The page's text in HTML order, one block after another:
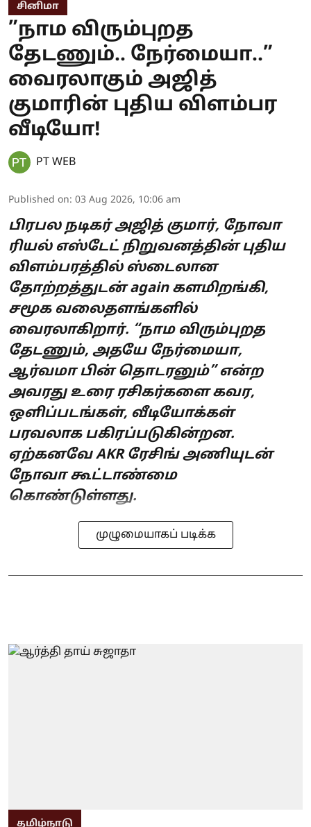
சினிமா
”நாம விரும்புறத
தேடணும்.. நேர்மையா..”
வைரலாகும் அஜித்
குமாரின் புதிய விளம்பர
வீடியோ!
PT WEB
Published on: 03 Aug 2026, 10:06 am
பிரபல நடிகர் அஜித் குமார், நோவா
ரியல் எஸ்டேட் நிறுவனத்தின் புதிய
விளம்பரத்தில் ஸ்டைலான
தோற்றத்துடன் again களமிறங்கி,
சமூக வலைதளங்களில்
வைரலாகிறார். “நாம விரும்புறத
தேடணும், அதயே நேர்மையா,
ஆர்வமா பின் தொடரனும்” என்ற
அவரது உரை ரசிகர்களை கவர,
ஒளிப்படங்கள், வீடியோக்கள்
பரவலாக பகிரப்படுகின்றன.
ஏற்கனவே AKR ரேசிங் அணியுடன்
நோவா கூட்டாண்மை
கொண்டுள்ளது.
முழுமையாகப் படிக்க
தமிழ்நாடு